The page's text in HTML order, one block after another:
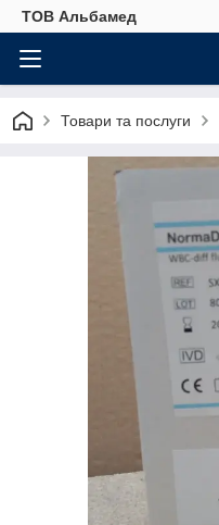
ТОВ Альбамед
Товари та послуги